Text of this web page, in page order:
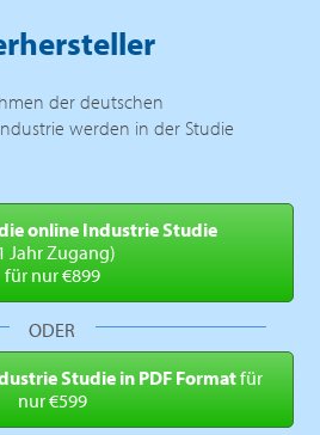
der deutschen
werden in der Studie
online Industrie Studie
Jahr Zugang)
für nur €899
ODER
Studie in PDF Formatfür
nur €599